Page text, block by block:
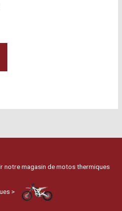
notre magasin de motos thermiques
>